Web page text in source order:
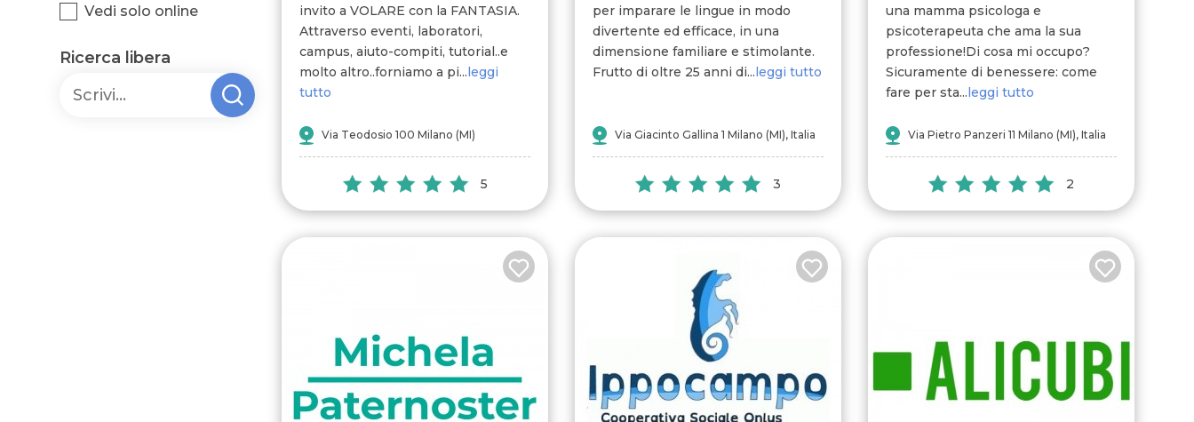
Vedi solo online
Ricerca libera
invito a VOLARE con la FANTASIA.
Attraverso eventi, laboratori,
campus, aiuto-compiti, tutorial..e
molto altro..forniamo a pi...leggi
tutto
Via Teodosio 100 Milano (MI)
5
per imparare le lingue in modo
divertente ed efficace, in una
dimensione familiare e stimolante.
Frutto di oltre 25 anni di...leggi tutto
Via Giacinto Gallina 1 Milano (MI), Italia
3
una mamma psicologa e
psicoterapeuta che ama la sua
professione!Di cosa mi occupo?
Sicuramente di benessere: come
fare per sta...leggi tutto
Via Pietro Panzeri 11 Milano (MI), Italia
2